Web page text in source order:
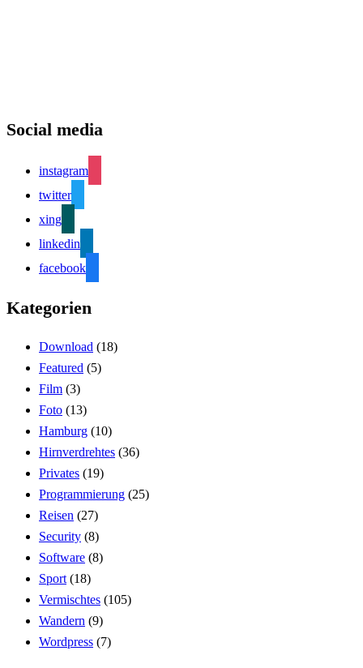
Social media
instagram
twitter
xing
linkedin
facebook
Kategorien
Download (18)
Featured (5)
Film (3)
Foto (13)
Hamburg (10)
Hirnverdrehtes (36)
Privates (19)
Programmierung (25)
Reisen (27)
Security (8)
Software (8)
Sport (18)
Vermischtes (105)
Wandern (9)
Wordpress (7)